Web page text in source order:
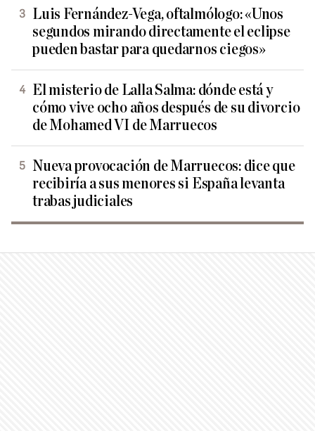
Luis Fernández-Vega, oftalmólogo: «Unos
segundos mirando directamente el eclipse
pueden bastar para quedarnos ciegos»
El misterio de Lalla Salma: dónde está y
cómo vive ocho años después de su divorcio
de Mohamed VI de Marruecos
Nueva provocación de Marruecos: dice que
recibiría a sus menores si España levanta
trabas judiciales